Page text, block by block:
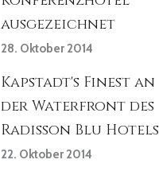
ausgezeichnet
28. Oktober 2014
Kapstadt's Finest an
der Waterfront des
Radisson Blu Hotels
22. Oktober 2014